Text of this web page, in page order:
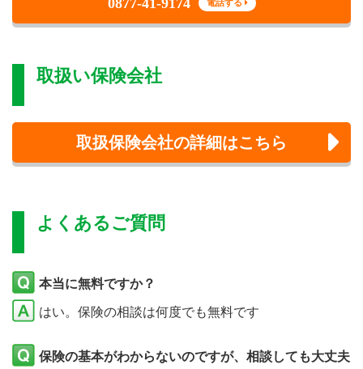
電話する
取扱い保険会社
取扱保険会社の詳細はこちら
よくあるご質問
本当に無料ですか？
はい。保険の相談は何度でも無料です
保険の基本がわからないのですが、相談しても大丈夫